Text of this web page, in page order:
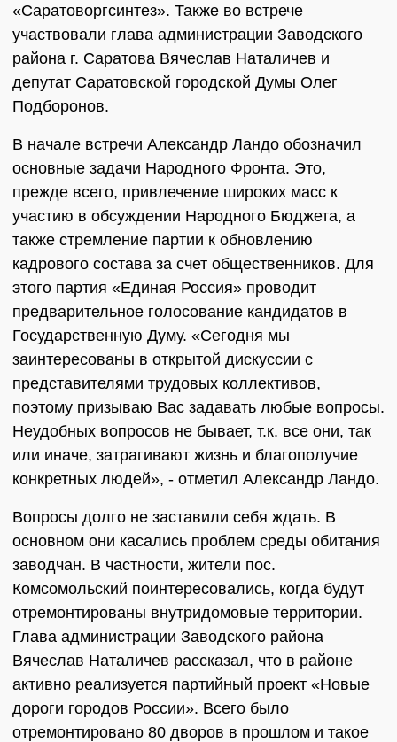
«Саратоворгсинтез». Также во встрече
участвовали глава администрации Заводского
района г. Саратова Вячеслав Наталичев и
депутат Саратовской городской Думы Олег
Подборонов.
В начале встречи Александр Ландо обозначил
основные задачи Народного Фронта. Это,
прежде всего, привлечение широких масс к
участию в обсуждении Народного Бюджета, а
также стремление партии к обновлению
кадрового состава за счет общественников. Для
этого партия «Единая Россия» проводит
предварительное голосование кандидатов в
Государственную Думу. «Сегодня мы
заинтересованы в открытой дискуссии с
представителями трудовых коллективов,
поэтому призываю Вас задавать любые вопросы.
Неудобных вопросов не бывает, т.к. все они, так
или иначе, затрагивают жизнь и благополучие
конкретных людей», ‑ отметил Александр Ландо.
Вопросы долго не заставили себя ждать. В
основном они касались проблем среды обитания
заводчан. В частности, жители пос.
Комсомольский поинтересовались, когда будут
отремонтированы внутридомовые территории.
Глава администрации Заводского района
Вячеслав Наталичев рассказал, что в районе
активно реализуется партийный проект «Новые
дороги городов России». Всего было
отремонтировано 80 дворов в прошлом и такое